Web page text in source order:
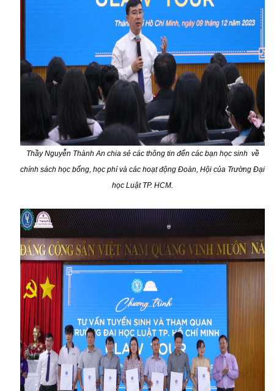
Thầy Nguyễn Thành An chia sẻ các thông tin đến các bạn học sinh về
chính sách học bổng, học phí và các hoạt động Đoàn, Hội của Trường Đại
học Luật TP. HCM.